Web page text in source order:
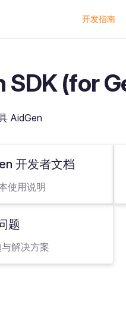
开发指南
SDK (for
AidGen
开发者文档
使用说明
题
解决方案